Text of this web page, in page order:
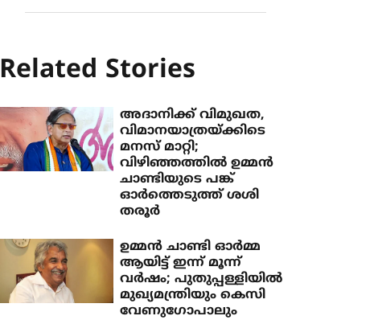
Related Stories
അദാനിക്ക് വിമുഖത,
വിമാനയാത്രയ്ക്കിടെ
മനസ് മാറ്റി;
വിഴിഞ്ഞത്തിൽ ഉമ്മൻ
ചാണ്ടിയുടെ പങ്ക്
ഓർത്തെടുത്ത് ശശി
തരൂർ
ഉമ്മന്‍ ചാണ്ടി ഓര്‍മ്മ
ആയിട്ട് ഇന്ന് മൂന്ന്
വര്‍ഷം; പുതുപ്പള്ളിയില്‍
മുഖ്യമന്ത്രിയും കെസി
വേണുഗോപാലും